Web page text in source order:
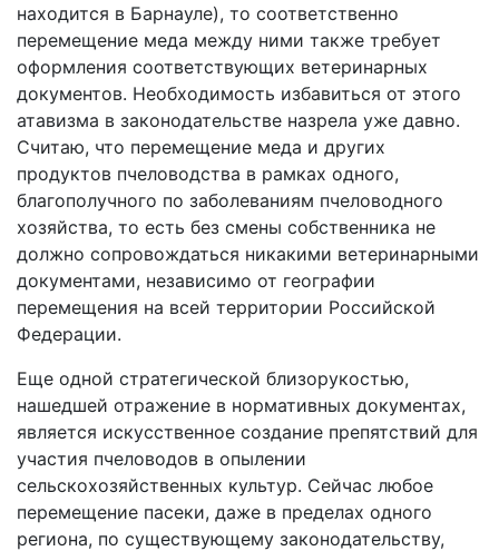
находится в Барнауле), то соответственно
перемещение меда между ними также требует
оформления соответствующих ветеринарных
документов. Необходимость избавиться от этого
атавизма в законодательстве назрела уже давно.
Считаю, что перемещение меда и других
продуктов пчеловодства в рамках одного,
благополучного по заболеваниям пчеловодного
хозяйства, то есть без смены собственника не
должно сопровождаться никакими ветеринарными
документами, независимо от географии
перемещения на всей территории Российской
Федерации.
Еще одной стратегической близорукостью,
нашедшей отражение в нормативных документах,
является искусственное создание препятствий для
участия пчеловодов в опылении
сельскохозяйственных культур. Сейчас любое
перемещение пасеки, даже в пределах одного
региона, по существующему законодательству,